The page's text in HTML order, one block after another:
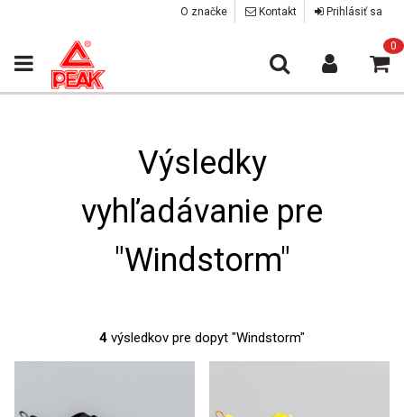
O značke Kontakt Prihlásiť sa
0
Výsledky
vyhľadávanie pre
"Windstorm"
4 výsledkov pre dopyt "Windstorm"